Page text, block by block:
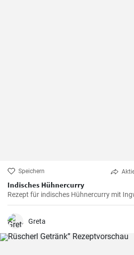
Speichern
Indisches Hühnercurry
Rezept für indisches Hühnercurry mit
Greta